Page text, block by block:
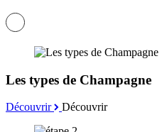
Les types de Champagne
Découvrir Découvrir